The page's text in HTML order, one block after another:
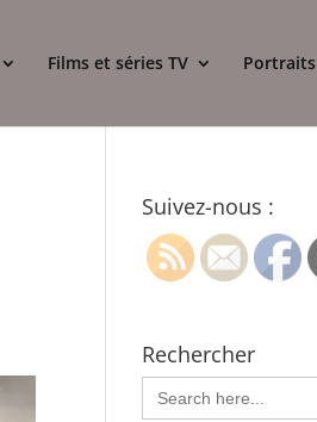
Films et séries TV Portraits
Suivez-nous :
Rechercher
Search
for: